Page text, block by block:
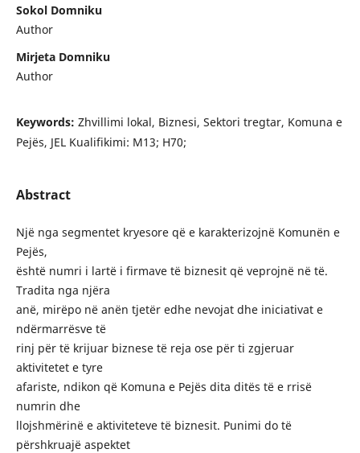
Sokol Domniku
Author
Mirjeta Domniku
Author
Keywords: Zhvillimi lokal, Biznesi, Sektori tregtar, Komuna e
Pejës, JEL Kualifikimi: M13; H70;
Abstract
Një nga segmentet kryesore që e karakterizojnë Komunën e
Pejës,
është numri i lartë i firmave të biznesit që veprojnë në të.
Tradita nga njëra
anë, mirëpo në anën tjetër edhe nevojat dhe iniciativat e
ndërmarrësve të
rinj për të krijuar biznese të reja ose për ti zgjeruar
aktivitetet e tyre
afariste, ndikon që Komuna e Pejës dita ditës të e rrisë
numrin dhe
llojshmërinë e aktiviteteve të biznesit. Punimi do të
përshkruajë aspektet